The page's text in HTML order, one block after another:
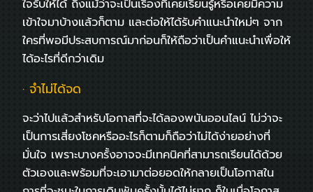
ใจรับให้ได้ ถึงแม้ว่าจะเป็นเรื่องที่เคยเรียนรู้หรือเคยมีความ
เข้าใจมาบ้างแล้วก็ตาม และต่อให้ได้รับคำแนะนำใหม่ๆ จาก
ใครที่พอมีประสบการณ์มาก่อนก็ให้ถือว่าเป็นคำแนะนำเพื่อให้
ได้อะไรที่ดีกว่าเดิม
· จำไม่ได้จด
จะว่าไปแล้วสำหรับโอกาสที่จะได้ลองพนันออนไลน์ ไม่ว่าจะ
เป็นการเสี่ยงโชคหรืออะไรก็ตามก็ถือว่าไม่ได้ง่ายอย่างที่
มั่นใจ เพราะบางครั้งอาจจะมีเทคนิคที่สามารถเรียนได้ด้วย
ตัวเองและพร้อมที่จะเอามาต่อยอดให้กลายเป็นโอกาสใน